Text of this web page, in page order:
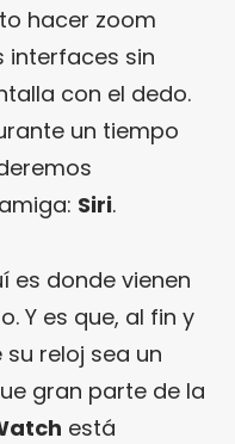
hacer zoom
interfaces sin
con el dedo.
un tiempo
Siri.
es donde vienen
Y es que, al fin y
su reloj sea un
gran parte de la
está